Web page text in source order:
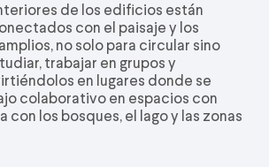
de los edificios están
con el paisaje y los
no solo para circular sino
trabajar en grupos y
en lugares donde se
colaborativo en espacios con
los bosques, el lago y las zonas